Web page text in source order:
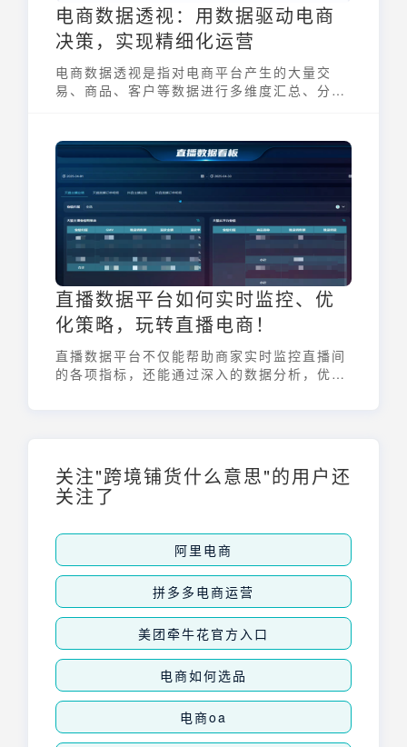
电商数据透视：用数据驱动电商
决策，实现精细化运营
电商数据透视是指对电商平台产生的大量交
易、商品、客户等数据进行多维度汇总、分
在的机会与问题，最终支持我们做出更科学的
决策，并不断优化运营策略。
直播数据平台如何实时监控、优
化策略，玩转直播电商！
直播数据平台不仅能帮助商家实时监控直播间
的各项指标，还能通过深入的数据分析，优化
关注"跨境铺货什么意思"的用户还
关注了
阿里电商
拼多多电商运营
美团牵牛花官方入口
电商如何选品
电商oa